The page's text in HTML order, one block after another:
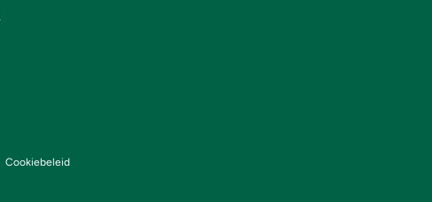
Cookiebeleid